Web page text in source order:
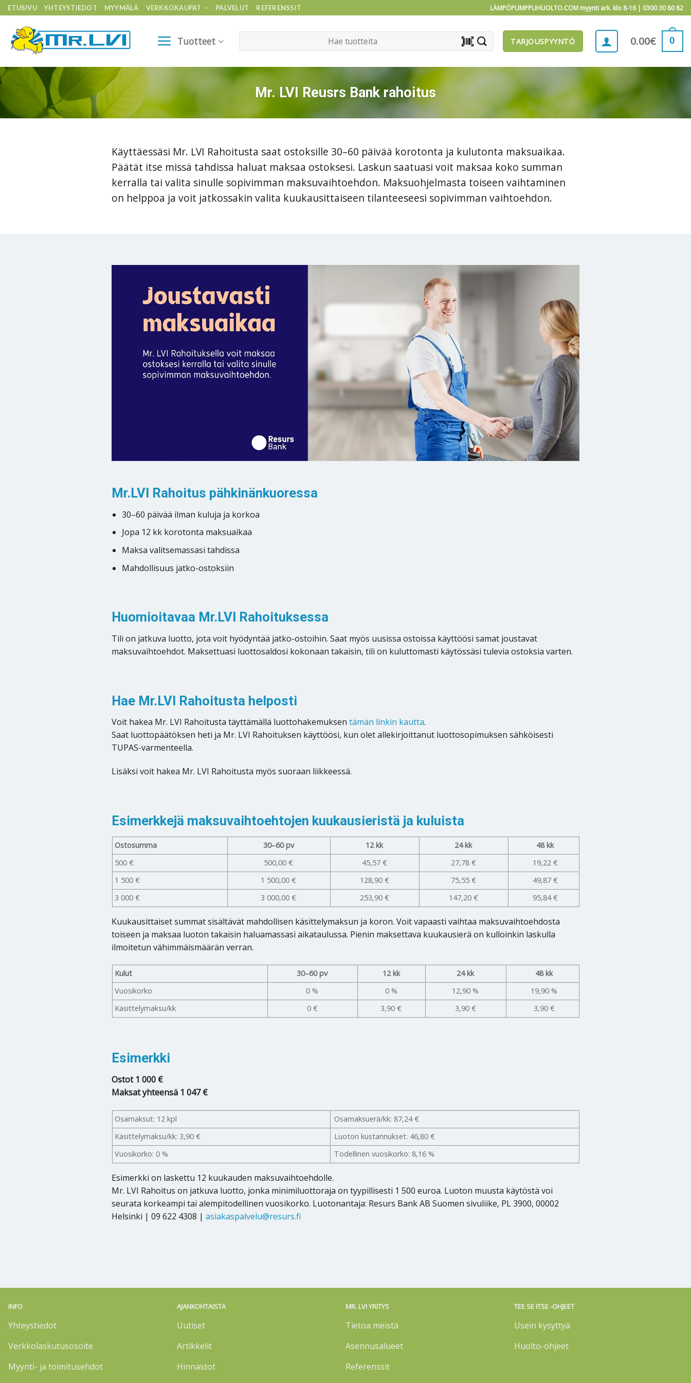
Skip
to
content
ETUSIVU YHTEYSTIEDOT MYYMÄLÄ VERKKOKAUPAT PALVELUT REFERENSSIT LÄMPÖPUMPPUHUOLTO.COM myynti ark. klo 8-16 | 0300 30 80 82
Tuotteet barcode_scanner TARJOUSPYYNTÖ 0.00€ 0
Mr. LVI Reusrs Bank rahoitus
Käyttäessäsi Mr. LVI Rahoitusta saat ostoksille 30–60 päivää korotonta ja kulutonta maksuaikaa.
Päätät itse missä tahdissa haluat maksaa ostoksesi. Laskun saatuasi voit maksaa koko summan
kerralla tai valita sinulle sopivimman maksuvaihtoehdon. Maksuohjelmasta toiseen vaihtaminen
on helppoa ja voit jatkossakin valita kuukausittaiseen tilanteeseesi sopivimman vaihtoehdon.
Mr.LVI Rahoitus pähkinänkuoressa
30–60 päivää ilman kuluja ja korkoa
Jopa 12 kk korotonta maksuaikaa
Maksa valitsemassasi tahdissa
Mahdollisuus jatko-ostoksiin
Huomioitavaa Mr.LVI Rahoituksessa
Tili on jatkuva luotto, jota voit hyödyntää jatko-ostoihin. Saat myös uusissa ostoissa käyttöösi samat joustavat
maksuvaihtoehdot. Maksettuasi luottosaldosi kokonaan takaisin, tili on kuluttomasti käytössäsi tulevia ostoksia varten.
Hae Mr.LVI Rahoitusta helposti
Voit hakea Mr. LVI Rahoitusta täyttämällä luottohakemuksen tämän linkin kautta.
Saat luottopäätöksen heti ja Mr. LVI Rahoituksen käyttöösi, kun olet allekirjoittanut luottosopimuksen sähköisesti
TUPAS-varmenteella.
Lisäksi voit hakea Mr. LVI Rahoitusta myös suoraan liikkeessä.
Esimerkkejä maksuvaihtoehtojen kuukausieristä ja kuluista
Ostosumma 30–60 pv 12 kk 24 kk
48 kk
500 €
500,00 € 45,57 € 27,78 €
19,22 €
1 500 €
1 500,00 € 128,90 € 75,55 €
49,87 €
3 000 €
3 000,00 € 253,90 € 147,20 € 95,84 €
Kuukausittaiset summat sisältävät mahdollisen käsittelymaksun ja koron. Voit vapaasti vaihtaa maksuvaihtoehdosta
toiseen ja maksaa luoton takaisin haluamassasi aikataulussa. Pienin maksettava kuukausierä on kulloinkin laskulla
ilmoitetun vähimmäismäärän verran.
Kulut 30–60 pv 12 kk 24 kk
48 kk
Vuosikorko
0 % 0 % 12,90 %
19,90 %
Käsittelymaksu/kk
0 € 3,90 € 3,90 € 3,90 €
Esimerkki
Ostot 1 000 €
Maksat yhteensä 1 047 €
Osamaksut: 12 kpl
Osamaksuerä/kk: 87,24 €
Käsittelymaksu/kk: 3,90 €
Luoton kustannukset: 46,80 €
Vuosikorko: 0 %
Todellinen vuosikorko: 8,16 %
Esimerkki on laskettu 12 kuukauden maksuvaihtoehdolle.
Mr. LVI Rahoitus on jatkuva luotto, jonka minimiluottoraja on tyypillisesti 1 500 euroa. Luoton muusta käytöstä voi
seurata korkeampi tai alempitodellinen vuosikorko. Luotonantaja: Resurs Bank AB Suomen sivuliike, PL 3900, 00002
Helsinki | 09 622 4308 | asiakaspalvelu@resurs.fi
INFO
Yhteystiedot
Verkkolaskutusosoite
Myynti- ja toimitusehdot
AJANKOHTAISTA
Uutiset
Artikkelit
Hinnastot
MR. LVI YRITYS
Tietoa meistä
Asennusalueet
Referenssit
TEE SE ITSE -OHJEET
Usein kysyttyä
Huolto-ohjeet